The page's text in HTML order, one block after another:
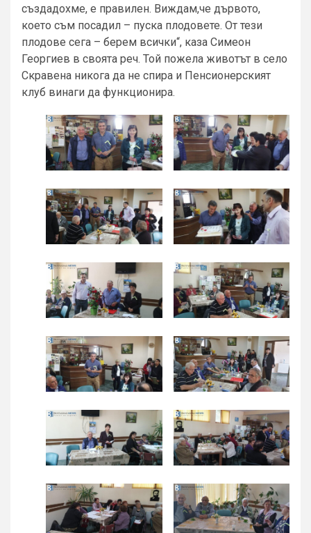
създадохме, е правилен. Виждам,че дървото,
което съм посадил – пуска плодовете. От тези
плодове сега – берем всички“, каза Симеон
Георгиев в своята реч. Той пожела животът в село
Скравена никога да не спира и Пенсионерският
клуб винаги да функционира.